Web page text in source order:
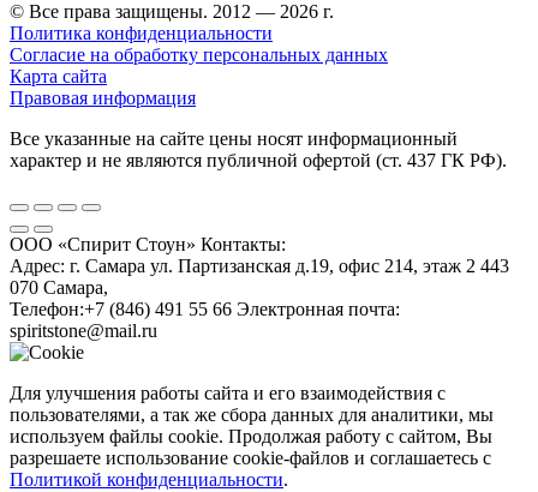
© Все права защищены. 2012 — 2026 г.
Политика конфиденциальности
Согласие на обработку персональных данных
Карта сайта
Правовая информация
Все указанные на сайте цены носят информационный
характер и не являются публичной офертой (ст. 437 ГК РФ).
ООО «Спирит Стоун» Контакты:
Адрес: г. Самара ул. Партизанская д.19, офис 214, этаж 2 443
070 Самара,
Телефон:+7 (846) 491 55 66 Электронная почта:
spiritstone@mail.ru
Для улучшения работы сайта и его взаимодействия с
пользователями, а так же сбора данных для аналитики, мы
используем файлы cookie. Продолжая работу с сайтом, Вы
разрешаете использование cookie-файлов и соглашаетесь с
Политикой конфиденциальности.